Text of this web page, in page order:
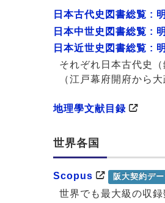
日本古代史図書総覧 :
日本中世史図書総覧 :
日本近世史図書総覧 :
それぞれ日本古代史
（江戸幕府開府から
地理學文献目録
世界各国
Scopus 阪大契約デ
世界でも最大級の収